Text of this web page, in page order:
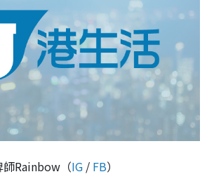
師Rainbow（IG / FB）